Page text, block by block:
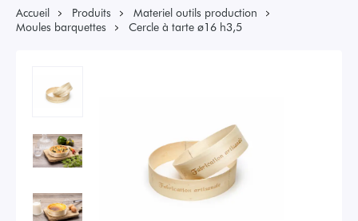
Accueil Produits
Materiel outils production
Moules barquettes
Cercle à tarte ø16 h3,5